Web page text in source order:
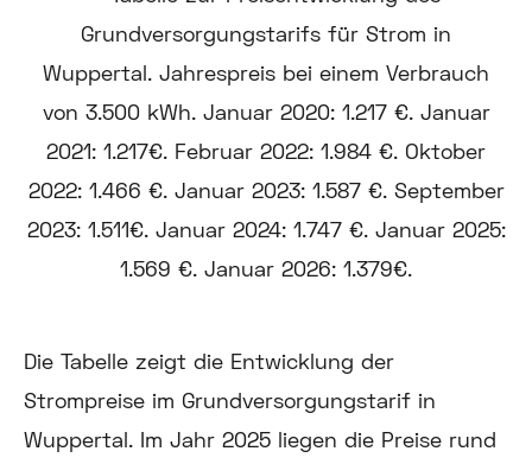
Die Tabelle zeigt die Entwicklung der
Strompreise im Grundversorgungstarif in
Wuppertal. Im Jahr 2025 liegen die Preise rund